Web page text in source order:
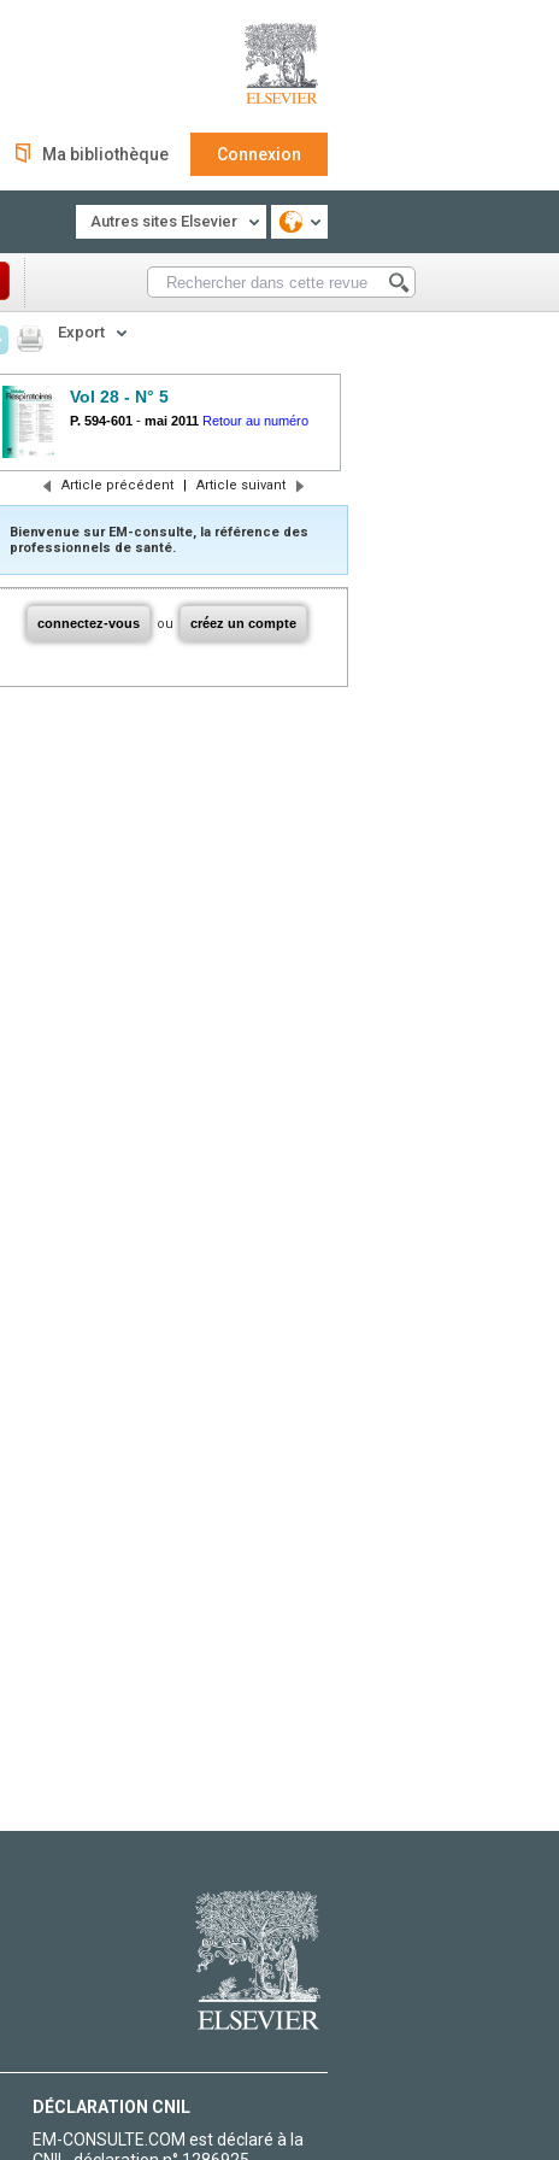
Ma bibliothèque Connexion
Autres sites Elsevier
Export
Vol 28 - N° 5
P. 594-601 - mai 2011 Retour au numéro
Article précédent | Article suivant
Bienvenue sur EM-consulte, la référence des
professionnels de santé.
connectez-vous ou créez un compte
DÉCLARATION CNIL
EM-CONSULTE.COM est déclaré à la